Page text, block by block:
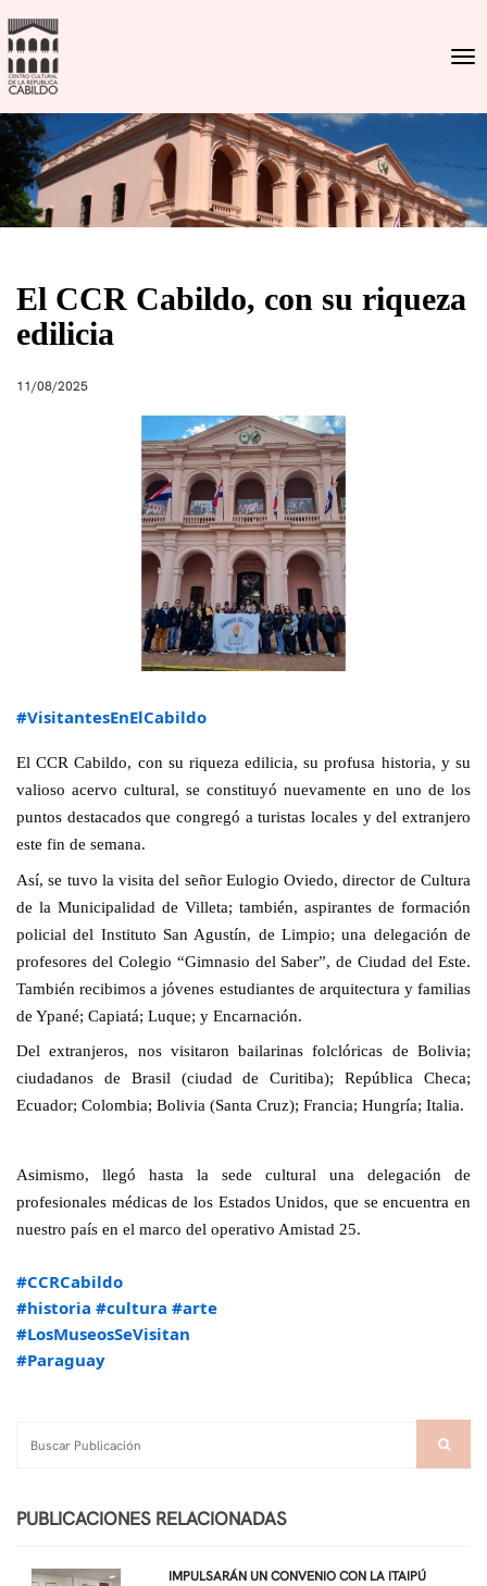
El CCR Cabildo, con su riqueza
edilicia
11/08/2025
#VisitantesEnElCabildo
El CCR Cabildo, con su riqueza edilicia, su profusa historia, y su
valioso acervo cultural, se constituyó nuevamente en uno de los
puntos destacados que congregó a turistas locales y del extranjero
este fin de semana.
Así, se tuvo la visita del señor Eulogio Oviedo, director de Cultura
de la Municipalidad de Villeta; también, aspirantes de formación
policial del Instituto San Agustín, de Limpio; una delegación de
profesores del Colegio “Gimnasio del Saber”, de Ciudad del Este.
También recibimos a jóvenes estudiantes de arquitectura y familias
de Ypané; Capiatá; Luque; y Encarnación.
Del extranjeros, nos visitaron bailarinas folclóricas de Bolivia;
ciudadanos de Brasil (ciudad de Curitiba); República Checa;
Ecuador; Colombia; Bolivia (Santa Cruz); Francia; Hungría; Italia.
Asimismo, llegó hasta la sede cultural una delegación de
profesionales médicas de los Estados Unidos, que se encuentra en
nuestro país en el marco del operativo Amistad 25.
#CCRCabildo
#historia #cultura #arte
#LosMuseosSeVisitan
#Paraguay
PUBLICACIONES RELACIONADAS
IMPULSARÁN UN CONVENIO CON LA ITAIPÚ